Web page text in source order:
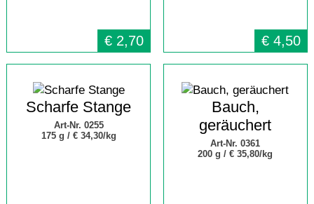
€ 2,70 € 4,50
Scharfe Stange
Art-Nr. 0255
175 g / € 34,30/kg
Bauch,
geräuchert
Art-Nr. 0361
200 g /€ 35,80/kg